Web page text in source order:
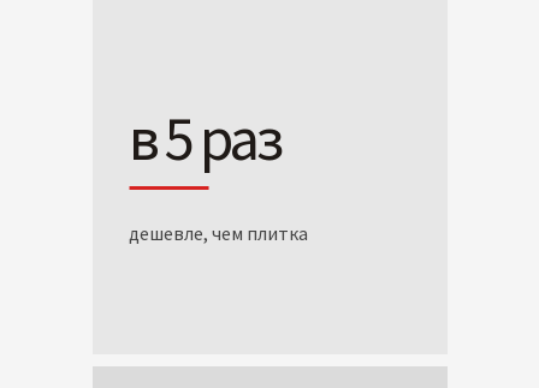
в 5 раз
дешевле, чем плитка